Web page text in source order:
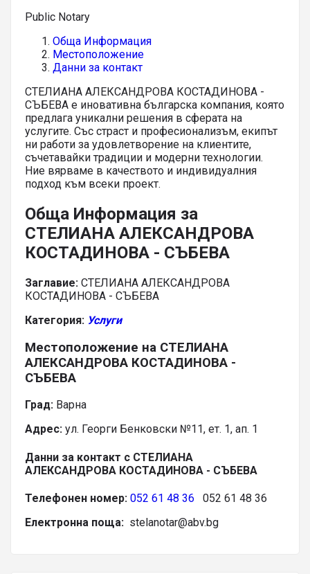
Public Notary
Обща Информация
Местоположение
Данни за контакт
СТЕЛИАНА АЛЕКСАНДРОВА КОСТАДИНОВА -
СЪБЕВА е иновативна българска компания, която
предлага уникални решения в сферата на
услугите. Със страст и професионализъм, екипът
ни работи за удовлетворение на клиентите,
съчетавайки традиции и модерни технологии.
Ние вярваме в качеството и индивидуалния
подход към всеки проект.
Обща Информация за
СТЕЛИАНА АЛЕКСАНДРОВА
КОСТАДИНОВА - СЪБЕВА
Заглавие: СТЕЛИАНА АЛЕКСАНДРОВА
КОСТАДИНОВА - СЪБЕВА
Категория: Услуги
Местоположение на СТЕЛИАНА
АЛЕКСАНДРОВА КОСТАДИНОВА -
СЪБЕВА
Град: Варна
Адрес: ул. Георги Бенковски №11, ет. 1, ап. 1
Данни за контакт с СТЕЛИАНА
АЛЕКСАНДРОВА КОСТАДИНОВА - СЪБЕВА
Телефонен номер: 052 61 48 36 052 61 48 36
Електронна поща: stelanotar@abv.bg